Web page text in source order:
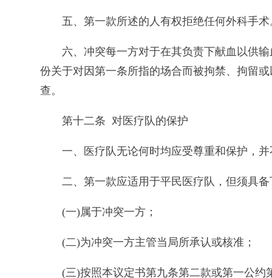
五、第一款所述的人有权拒绝任何外科手
六、冲突每一方对于在其负责下献血以供
份关于对因第一条所指的场合而被拘禁、拘留
查。
第十二条 对医疗队的保护
一、医疗队无论何时均应受尊重和保护，
二、第一款应适用于平民医疗队，但须具
(一)属于冲突一方；
(二)为冲突一方主管当局所承认或核准；
(三)按照本议定书第九条第二款或第一公约